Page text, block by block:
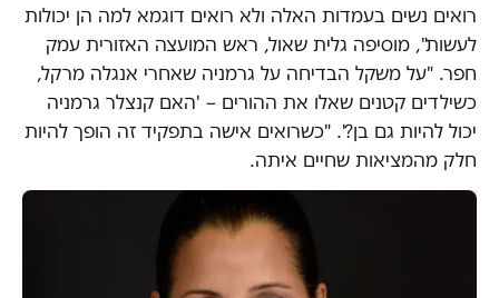
רואים נשים בעמדות האלה ולא רואים דוגמא למה הן יכולות
לעשות", מוסיפה גלית שאול, ראש המועצה האזורית עמק
חפר. "על משקל הבדיחה על גרמניה שאחרי אנגלה מרקל,
כשילדים קטנים שאלו את ההורים – 'האם קנצלר גרמניה
יכול להיות גם בן?'. "כשרואים אישה בתפקיד זה הופך להיות
חלק מהמציאות שחיים איתה.